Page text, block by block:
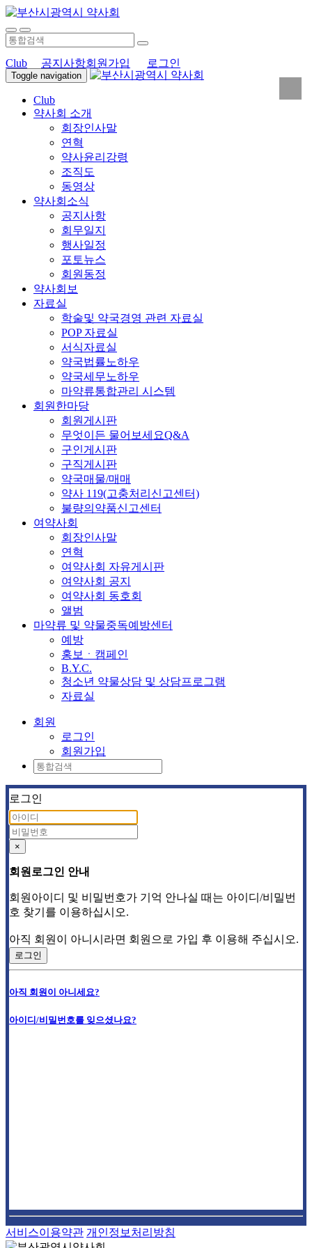
Club 공지사항회원가입 로그인
Toggle navigation
Club
약사회 소개
회장인사말
연혁
약사윤리강령
조직도
동영상
약사회소식
공지사항
회무일지
행사일정
포토뉴스
회원동정
약사회보
자료실
학술및 약국경영 관련 자료실
POP 자료실
서식자료실
약국법률노하우
약국세무노하우
마약류통합관리 시스템
회원한마당
회원게시판
무엇이든 물어보세요Q&A
구인게시판
구직게시판
약국매물/매매
약사 119(고충처리신고센터)
불량의약품신고센터
여약사회
회장인사말
연혁
여약사회 자유게시판
여약사회 공지
여약사회 동호회
앨범
마약류 및 약물중독예방센터
예방
홍보ㆍ캠페인
B.Y.C.
청소년 약물상담 및 상담프로그램
자료실
회원
로그인
회원가입
로그인
×
회원로그인 안내
회원아이디 및 비밀번호가 기억 안나실 때는 아이디/비밀번
호 찾기를 이용하십시오.
아직 회원이 아니시라면 회원으로 가입 후 이용해 주십시오.
로그인
아직 회원이 아니세요?
아이디/비밀번호를 잊으셨나요?
서비스이용약관 개인정보처리방침